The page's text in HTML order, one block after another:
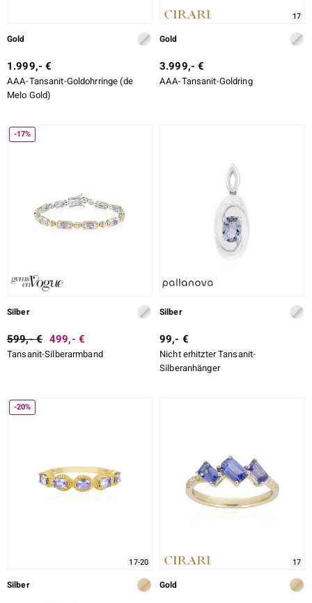
Gold
1.999,- €
AAA-Tansanit-Goldohrringe (de
Melo Gold)
17
Gold
3.999,- €
AAA-Tansanit-Goldring
-17%
Silber
599,- € 499,- €
Tansanit-Silberarmband
Silber
99,- €
Nicht erhitzter Tansanit-
Silberanhänger
-20%
17-20
Silber
17
Gold